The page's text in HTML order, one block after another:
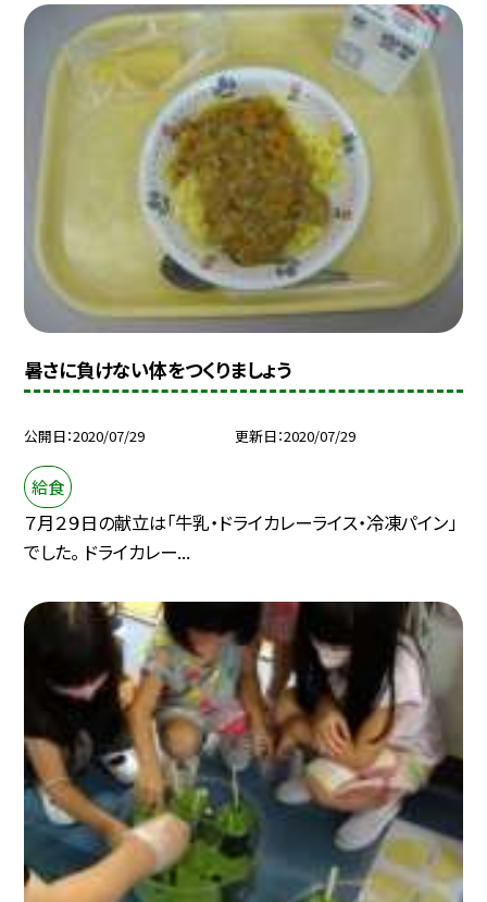
暑さに負けない体をつくりましょう
公開日 2020/07/29 更新日 2020/07/29
給食
７月２９日の献立は「牛乳・ドライカレーライス・冷凍パイン」
でした。 ドライカレー...